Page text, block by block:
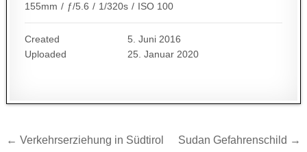
155mm / ƒ/5.6 / 1/320s / ISO 100
Created
5. Juni 2016
Uploaded
25. Januar 2020
Beitragsnavigation
← Verkehrserziehung in Südtirol Sudan Gefahrenschild →